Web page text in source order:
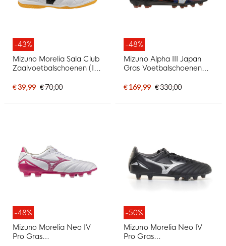
-43%
Mizuno Morelia Sala Club
Zaalvoetbalschoenen (IN)
€ 39,99 € 70,00
-48%
Mizuno Alpha III Japan
Gras Voetbalschoenen
Goud
€ 169,99 € 330,00
-48%
Mizuno Morelia Neo IV
Pro Gras
-50%
Mizuno Morelia Neo IV
Pro Gras